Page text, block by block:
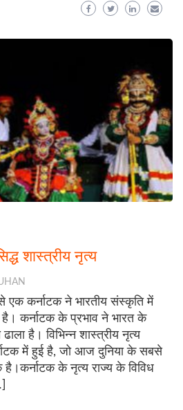
शास्त्रीय नृत्य
एक कर्नाटक ने भारतीय संस्कृति में
है। कर्नाटक के प्रभाव ने भारत के
है। विभिन्न शास्त्रीय नृत्य
में हुई है, जो आज दुनिया के सबसे
है।कर्नाटक के नृत्य राज्य के विविध